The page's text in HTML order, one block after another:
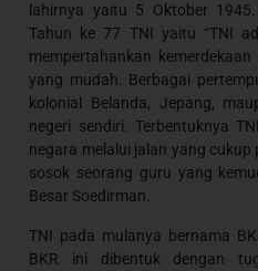
lahirnya yaitu 5 Oktober
Tahun ke 77 TNI yaitu “TNI
mempertahankan
yang mudah. Berbagai
kolonial Belanda, Jepang,
negeri sendiri. Terbentuknya
negara melalui jalan yang
sosok seorang guru yang
Besar Soedirman.
TNI pada mulanya bernama
BKR ini dibentuk dengan